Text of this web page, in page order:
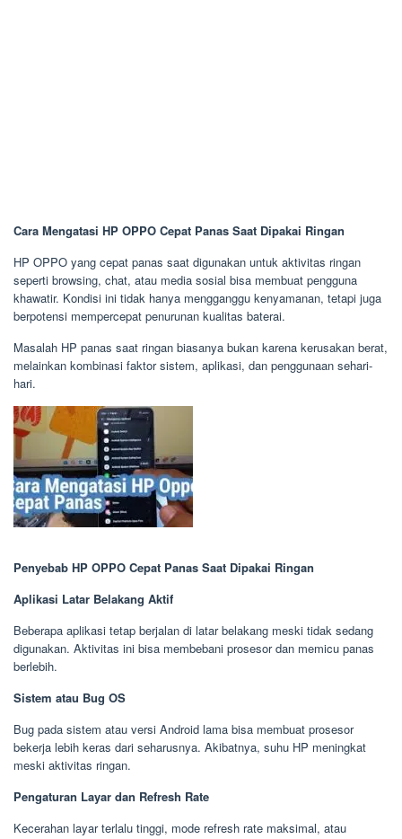
Cara Mengatasi HP OPPO Cepat Panas Saat Dipakai Ringan
HP OPPO yang cepat panas saat digunakan untuk aktivitas ringan
seperti browsing, chat, atau media sosial bisa membuat pengguna
khawatir. Kondisi ini tidak hanya mengganggu kenyamanan, tetapi juga
berpotensi mempercepat penurunan kualitas baterai.
Masalah HP panas saat ringan biasanya bukan karena kerusakan berat,
melainkan kombinasi faktor sistem, aplikasi, dan penggunaan sehari-
hari.
Penyebab HP OPPO Cepat Panas Saat Dipakai Ringan
Aplikasi Latar Belakang Aktif
Beberapa aplikasi tetap berjalan di latar belakang meski tidak sedang
digunakan. Aktivitas ini bisa membebani prosesor dan memicu panas
berlebih.
Sistem atau Bug OS
Bug pada sistem atau versi Android lama bisa membuat prosesor
bekerja lebih keras dari seharusnya. Akibatnya, suhu HP meningkat
meski aktivitas ringan.
Pengaturan Layar dan Refresh Rate
Kecerahan layar terlalu tinggi, mode refresh rate maksimal, atau